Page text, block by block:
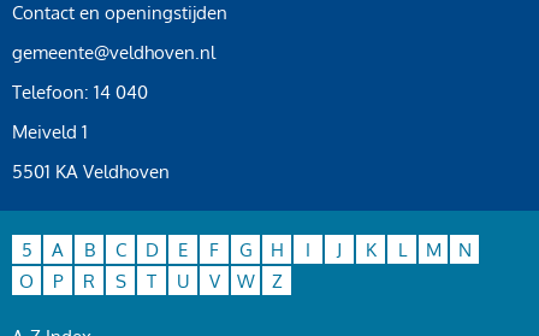
Contact en openingstijden
gemeente@veldhoven.nl
Telefoon: 14 040
Meiveld 1
5501 KA Veldhoven
5 A B C D E F G H I J K L M
N
O
P R S T U V W Z